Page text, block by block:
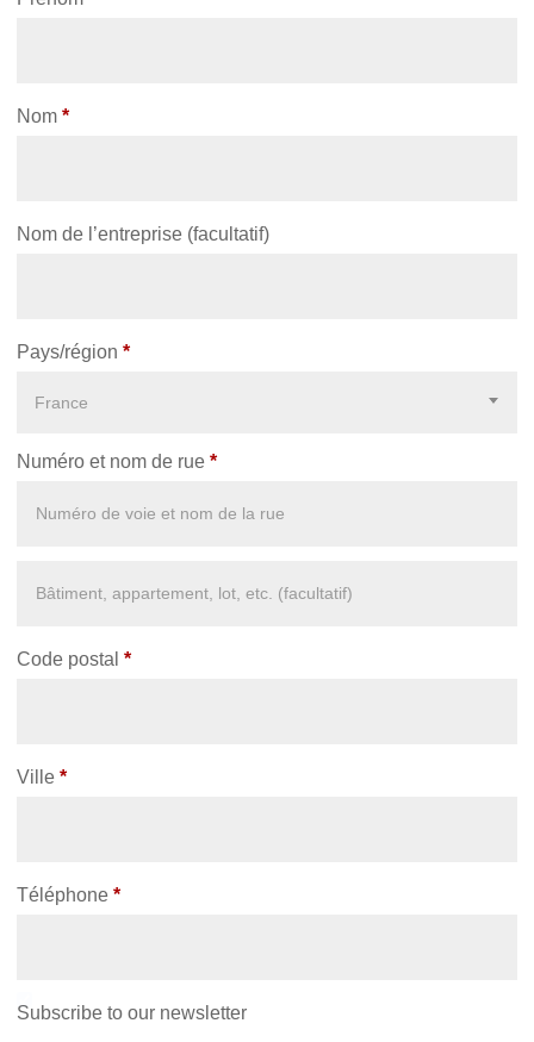
Nom*
Nom de l’entreprise (facultatif)
Pays/région *
France
Numéro et nom de rue *
unité,
Code postal *
Ville *
Téléphone *
Subscribe to our newsletter